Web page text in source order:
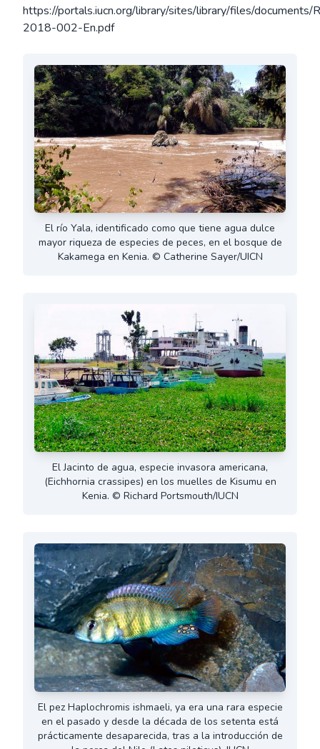
https://portals.iucn.org/library/sites/library/files/documents/
2018-002-En.pdf
El río Yala, identificado como que tiene agua dulce
mayor riqueza de especies de peces, en el bosque de
Kakamega en Kenia. © Catherine Sayer/UICN
El Jacinto de agua, especie invasora americana,
(Eichhornia crassipes) en los muelles de Kisumu en
Kenia. © Richard Portsmouth/IUCN
El pez Haplochromis ishmaeli, ya era una rara especie
en el pasado y desde la década de los setenta está
prácticamente desaparecida, tras a la introducción de